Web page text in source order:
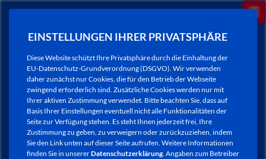
EINSTELLUNGEN IHRER PRIVATSPHÄRE
Diese Website schützt Ihre Privatsphäre durch die Einhaltung der
EU-Datenschutz-Grundverordnung (DSGVO). Wir verwenden
daher zunächst nur Cookies, die für den Betrieb der Webseite
zwingend erforderlich sind. Zusätzliche Cookies werden nur mit
Ihrer aktiven Zustimmung verwendet. Bitte beachten Sie, dass auf
Basis Ihrer Einstellungen eventuell nicht alle Funktionalitäten der
Seite zur Verfügung stehen. Es steht Ihnen jederzeit frei, Ihre
Zustimmung zu geben, zu verweigern oder zurückzuziehen, indem
Sie den Link unten auf dieser Seite aufrufen. Weitere Informationen
finden Sie in unsererDatenschutzerklärung. Angaben zum Betreiber
NEWSLETTER / CITY LETTER